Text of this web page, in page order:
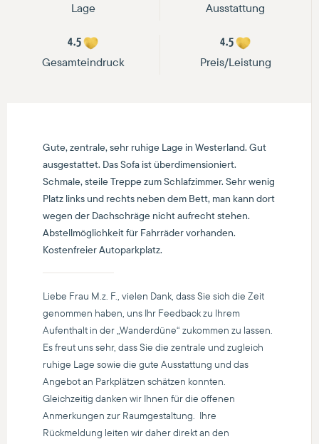
Lage Ausstattung
4.5
Gesamteindruck
4.5
Preis/Leistung
Gute, zentrale, sehr ruhige Lage in Westerland. Gut
ausgestattet. Das Sofa ist überdimensioniert.
Schmale, steile Treppe zum Schlafzimmer. Sehr wenig
Platz links und rechts neben dem Bett, man kann dort
wegen der Dachschräge nicht aufrecht stehen.
Abstellmöglichkeit für Fahrräder vorhanden.
Kostenfreier Autoparkplatz.
Liebe Frau M.z. F., vielen Dank, dass Sie sich die Zeit
genommen haben, uns Ihr Feedback zu Ihrem
Aufenthalt in der „Wanderdüne“ zukommen zu lassen.
Es freut uns sehr, dass Sie die zentrale und zugleich
ruhige Lage sowie die gute Ausstattung und das
Angebot an Parkplätzen schätzen konnten.
Gleichzeitig danken wir Ihnen für die offenen
Anmerkungen zur Raumgestaltung. Ihre
Rückmeldung leiten wir daher direkt an den